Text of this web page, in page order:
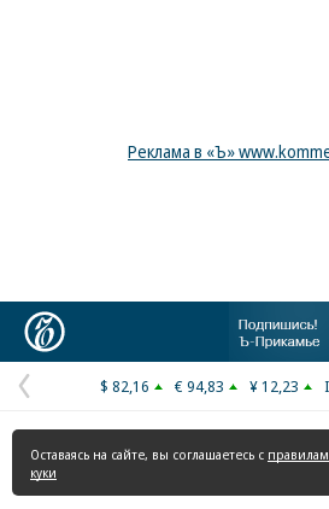
Реклама в «Ъ»
Предыдущая
страница
$ 82,16 € 94,83 ¥ 12,23
Оставаясь на сайте, вы соглашаетесь с
куки